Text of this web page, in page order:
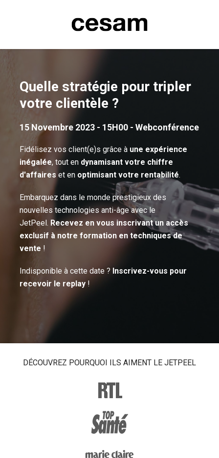
Quelle stratégie pour tripler
votre clientèle ?
15 Novembre 2023 - 15H00 - Webconférence
Fidélisez vos client(e)s grâce à une expérience
inégalée, tout en dynamisant votre chiffre
d'affaires et en optimisant votre rentabilité.
Embarquez dans le monde prestigieux des
nouvelles technologies anti-âge avec le
JetPeel. Recevez en vous inscrivant un accès
exclusif à notre formation en techniques de
vente !
Indisponible à cette date ? Inscrivez-vous pour
recevoir le replay !
DÉCOUVREZ POURQUOI ILS AIMENT LE JETPEEL